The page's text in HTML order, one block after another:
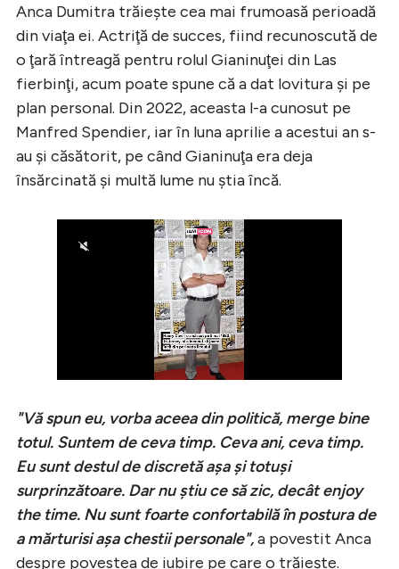
Anca Dumitra trăieşte cea mai frumoasă perioadă
din viaţa ei. Actriţă de succes, fiind recunoscută de
o ţară întreagă pentru rolul Gianinuţei din Las
fierbinţi, acum poate spune că a dat lovitura şi pe
plan personal. Din 2022, aceasta l-a cunosut pe
Manfred Spendier, iar în luna aprilie a acestui an s-
au şi căsătorit, pe când Gianinuţa era deja
însărcinată şi multă lume nu ştia încă.
"Vă spun eu, vorba aceea din politică, merge bine
totul. Suntem de ceva timp. Ceva ani, ceva timp.
Eu sunt destul de discretă așa și totuși
surprinzătoare. Dar nu știu ce să zic, decât enjoy
the time. Nu sunt foarte confortabilă în postura de
a mărturisi așa chestii personale",a povestit Anca
despre povestea de iubire pe care o trăieşte.